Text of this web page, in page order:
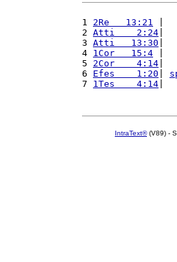
1 2Re   13:21
2 Atti    2:24 |
3 Atti   13:30 |
4 1Cor   15:4 |
5 2Cor    4:14 |
6 Efes    1:20
7 1Tes    4:14
IntraText®(V89) -